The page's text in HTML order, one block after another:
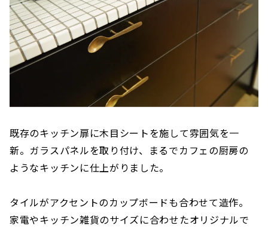
既存のキッチン扉に木目シートを施して雰囲気を一
新。ガラスパネルを取り付け、まるでカフェの厨房の
ようなキッチンに仕上がりました。
タイルがアクセントのカップボードも合わせて造作。
家電やキッチン雑貨のサイズに合わせたオリジナルで